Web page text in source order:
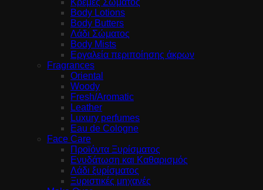
Body Lotions
Body Butters
Λάδι Σώματος
Body Mists
Εργαλεία περιποίησης άκρων
Fragrances
Oriental
Woody
Fresh/Aromatic
Leather
Luxury perfumes
Eau de Cologne
Face Care
Προϊόντα Ξυρίσματος
Ενυδάτωση και Καθαρισμός
Λάδι ξυρίσματος
Ξυριστικές μηχανές